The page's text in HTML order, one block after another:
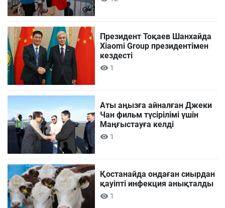
Президент Тоқаев Шанхайда
Xiaomi Group президентімен
кездесті
1
Аты аңызға айналған Джеки
Чан фильм түсірілімі үшін
Маңғыстауға келді
1
Қостанайда ондаған сиырдан
қауіпті инфекция анықталды
1